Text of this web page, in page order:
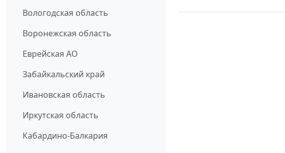
Вологодская область
Воронежская область
Еврейская АО
Забайкальский край
Ивановская область
Иркутская область
Кабардино-Балкария